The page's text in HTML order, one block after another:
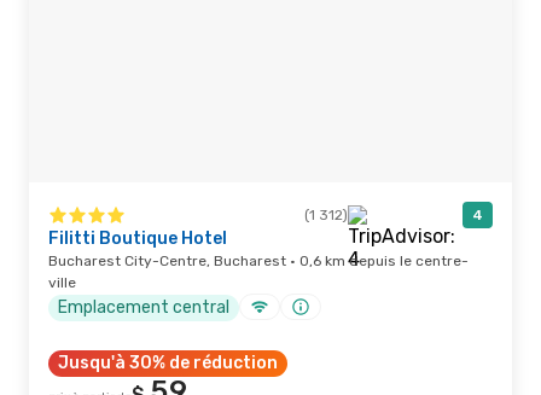
(1 312) 4
Filitti Boutique Hotel
Bucharest City-Centre, Bucharest · 0,6 km depuis le centre-
ville
Emplacement central
Jusqu'à 30% de réduction